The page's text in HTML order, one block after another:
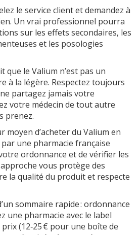
le service client et demandez à
Un vrai professionnel pourra
sur les effets secondaires, les
et les posologies
que le Valium n’est pas un
à la légère. Respectez toujours
partagez jamais votre
votre médecin de tout autre
prenez.
moyen d’acheter du Valium en
par une pharmacie française
ordonnance et de vérifier les
vous protège des
la qualité du produit et respecte
sommaire rapide : ordonnance
une pharmacie avec le label
(12‑25 € pour une boîte de